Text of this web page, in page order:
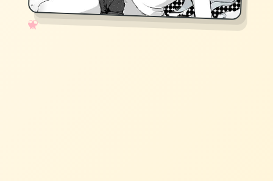
✧
♡
★
♥